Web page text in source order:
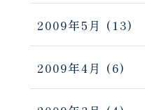
2009年5月 (13)
2009年4月 (6)